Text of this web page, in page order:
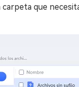
que